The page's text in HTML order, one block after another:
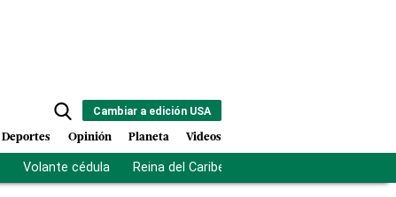
Cambiar a edición USA
Deportes Opinión Planeta Videos
Volante cédula Reina del Caribe